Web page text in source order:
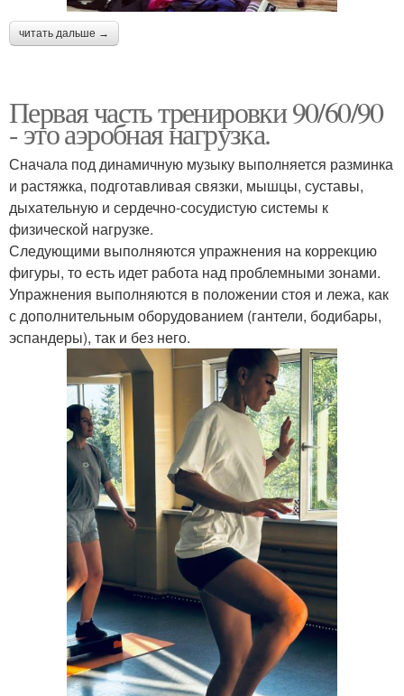
читать дальше →
Первая часть тренировки 90/60/90
- это аэробная нагрузка.
Сначала под динамичную музыку выполняется разминка
и растяжка, подготавливая связки, мышцы, суставы,
дыхательную и сердечно-сосудистую системы к
физической нагрузке.
Следующими выполняются упражнения на коррекцию
фигуры, то есть идет работа над проблемными зонами.
Упражнения выполняются в положении стоя и лежа, как
с дополнительным оборудованием (гантели, бодибары,
эспандеры), так и без него.